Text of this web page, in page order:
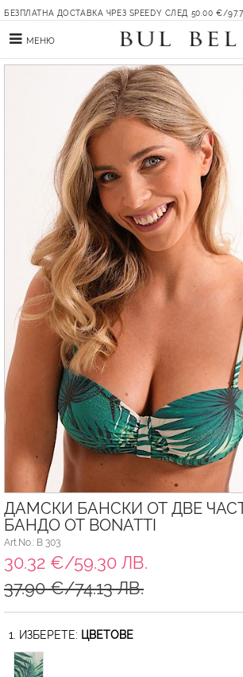
БЕЗПЛАТНА ДОСТАВКА ЧРЕЗ SPEEDY СЛЕД 50.00 €/
МЕНЮ
ДАМСКИ БАНСКИ ОТ ДВЕ
БАНДО ОТ BONATTI
Art.No.: B 303
30.32 €/59.30 ЛВ.
37.90 €/74.13 ЛВ.
1. ИЗБЕРЕТЕ: ЦВЕТОВЕ